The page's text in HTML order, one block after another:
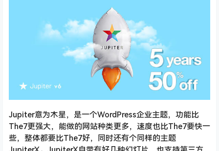
Jupiter意为木星，是一个WordPress企业主题，功能比
The7更强大，能做的网站种类更多，速度也比The7要快一
些，整体都要比The7好，同时还有个同样的主题